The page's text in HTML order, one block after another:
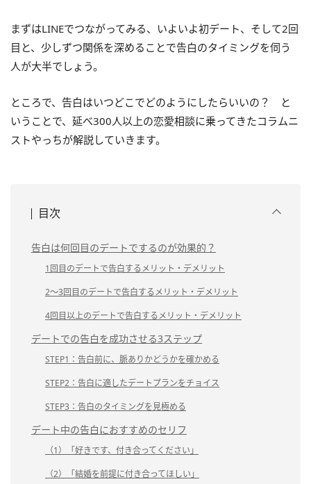
まずはLINEでつながってみる、いよいよ初デート、そして2回
目と、少しずつ関係を深めることで告白のタイミングを伺う
人が大半でしょう。
ところで、告白はいつどこでどのようにしたらいいの？ と
いうことで、延べ300人以上の恋愛相談に乗ってきたコラムニ
ストやっちが解説していきます。
目次
告白は何回目のデートでするのが効果的？
1回目のデートで告白するメリット・デメリット
2～3回目のデートで告白するメリット・デメリット
4回目以上のデートで告白するメリット・デメリット
デートでの告白を成功させる3ステップ
STEP1：告白前に、脈ありかどうかを確かめる
STEP2：告白に適したデートプランをチョイス
STEP3：告白のタイミングを見極める
デート中の告白におすすめのセリフ
（1）「好きです、付き合ってください」
（2）「結婚を前提に付き合ってほしい」